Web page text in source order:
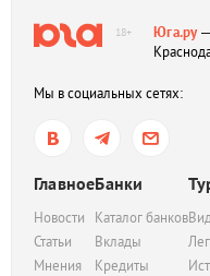
18+ Юга.ру—
Мы в социальных сетях:
Главное
Новости
Статьи
Мнения
Банки
Каталог банков
Вклады
Кредиты